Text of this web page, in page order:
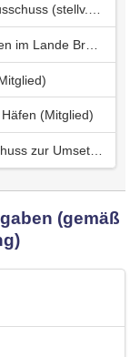
Verfassungs- und Geschäftsordnungsausschuss (stellv. Mitglied)
(Mitglied)
(gemäß